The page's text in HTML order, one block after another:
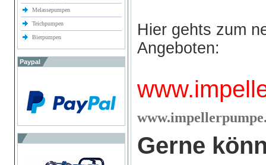
Melassepumpen
Teichpumpen
Bierpumpen
Paypal
Hier gehts zum
Angeboten:
w
Gerne